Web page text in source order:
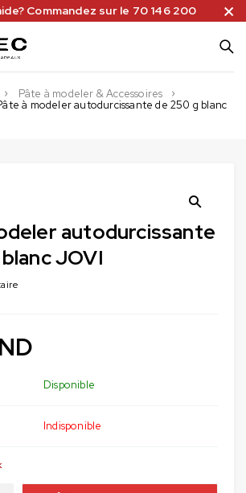
Commandez sur le 70 146 200
Pâte à modeler & Accessoires
à modeler autodurcissante de 250 g blanc
autodurcissante
JOVI
Disponible
Indisponible